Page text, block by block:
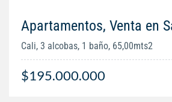
Apartamentos, Venta en
Cali, 3 alcobas, 1 baño, 65,00mts2
$195.000.000